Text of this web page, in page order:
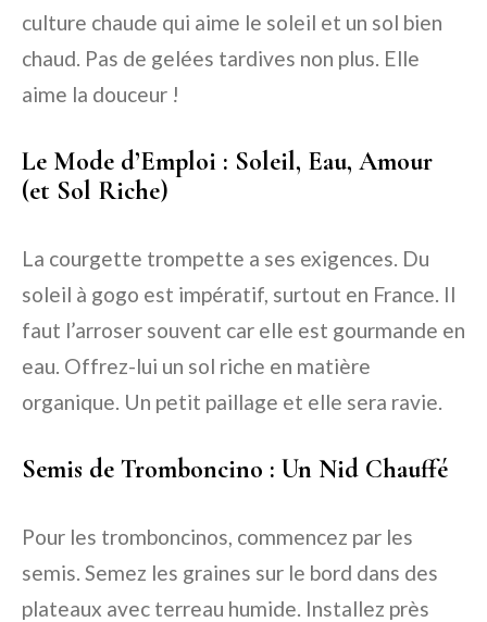
culture chaude qui aime le soleil et un sol bien
chaud. Pas de gelées tardives non plus. Elle
aime la douceur !
Le Mode d’Emploi : Soleil, Eau, Amour
(et Sol Riche)
La courgette trompette a ses exigences. Du
soleil à gogo est impératif, surtout en France. Il
faut l’arroser souvent car elle est gourmande en
eau. Offrez-lui un sol riche en matière
organique. Un petit paillage et elle sera ravie.
Semis de Tromboncino : Un Nid Chauffé
Pour les tromboncinos, commencez par les
semis. Semez les graines sur le bord dans des
plateaux avec terreau humide. Installez près